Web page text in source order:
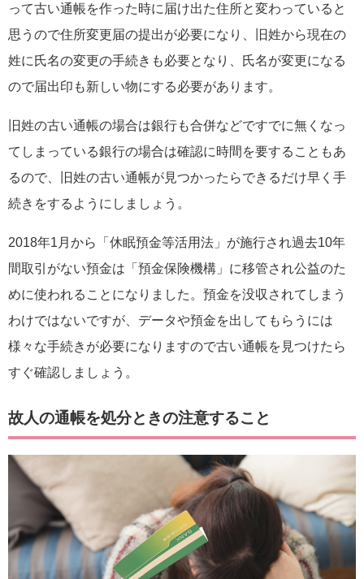
って古い通帳を作った時に届け出た住所と変わっていると
思うので住所変更届の提出が必要になり、旧姓から現在の
姓に氏名の変更の手続きも必要となり、氏名が変更になる
ので届出印も新しい物にする必要があります。
旧姓の古い通帳の場合は銀行も合併などですでに無くなっ
てしまっている銀行の場合は確認に時間を要することもあ
るので、旧姓の古い通帳が見つかったらできるだけ早く手
続きをするようにしましょう。
2018年1月から「休眠預金等活用法」が施行され過去10年
間取引がない預金は「預金保険機構」に移管され公益のた
めに使われることになりました。預金を没収されてしまう
わけではないですが、データや預金を出してもらうには
様々な手続きが必要になりますので古い通帳を見つけたら
すぐ確認しましょう。
故人の通帳を処分ときの注意すること